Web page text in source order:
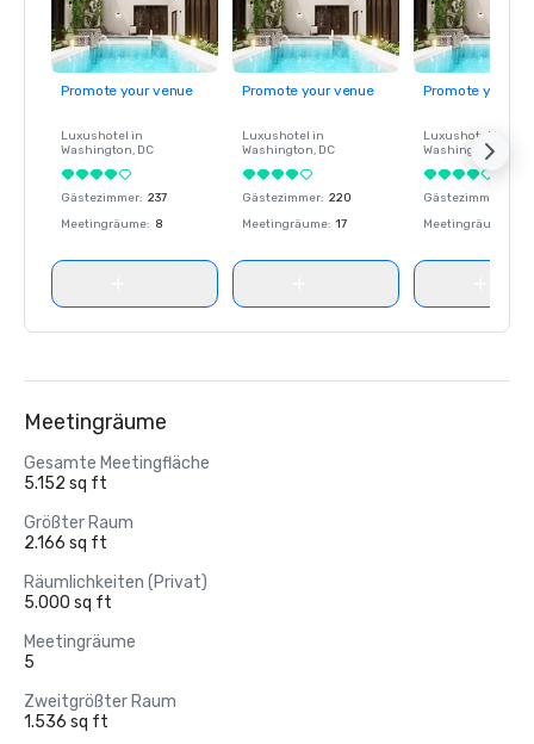
Promote your venue
Luxushotel in
Washington, DC
Gästezimmer: 237
Meetingräume: 8
Promote your venue
Luxushotel in
Washington, DC
Gästezimmer: 220
Meetingräume: 17
Promote your
Luxushotel in
Washington
Gästezimmer
Meetingräume
Meetingräume
Gesamte Meetingfläche
5.152 sq ft
Größter Raum
2.166 sq ft
Räumlichkeiten (Privat)
5.000 sq ft
Meetingräume
5
Zweitgrößter Raum
1.536 sq ft